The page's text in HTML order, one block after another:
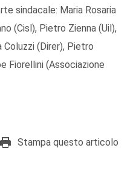
sindacale: Maria Rosaria
(Cisl), Pietro Zienna (Uil),
Coluzzi (Direr), Pietro
Fiorellini (Associazione
Stampa questo articolo